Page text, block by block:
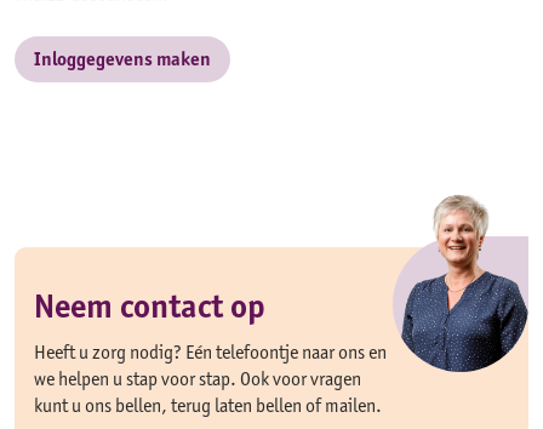
Inloggegevens maken
Neem contact op
Heeft u zorg nodig? Eén telefoontje naar ons en
we helpen u stap voor stap. Ook voor vragen
kunt u ons bellen, terug laten bellen of mailen.